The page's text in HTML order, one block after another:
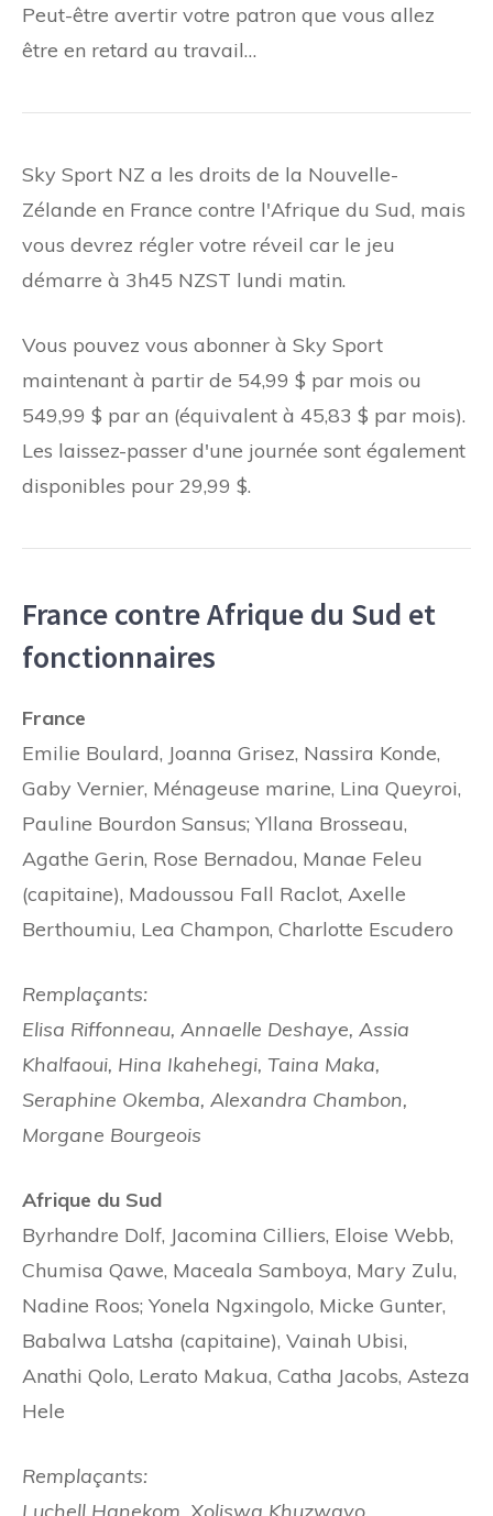
Peut-être avertir votre patron que vous allez
être en retard au travail…
Sky Sport NZ a les droits de la Nouvelle-
Zélande en France contre l'Afrique du Sud, mais
vous devrez régler votre réveil car le jeu
démarre à 3h45 NZST lundi matin.
Vous pouvez vous abonner à Sky Sport
maintenant à partir de 54,99 $ par mois ou
549,99 $ par an (équivalent à 45,83 $ par mois).
Les laissez-passer d'une journée sont également
disponibles pour 29,99 $.
France contre Afrique du Sud et
fonctionnaires
France
Emilie Boulard, Joanna Grisez, Nassira Konde,
Gaby Vernier, Ménageuse marine, Lina Queyroi,
Pauline Bourdon Sansus; Yllana Brosseau,
Agathe Gerin, Rose Bernadou, Manae Feleu
(capitaine), Madoussou Fall Raclot, Axelle
Berthoumiu, Lea Champon, Charlotte Escudero
Remplaçants:
Elisa Riffonneau, Annaelle Deshaye, Assia
Khalfaoui, Hina Ikahehegi, Taina Maka,
Seraphine Okemba, Alexandra Chambon,
Morgane Bourgeois
Afrique du Sud
Byrhandre Dolf, Jacomina Cilliers, Eloise Webb,
Chumisa Qawe, Maceala Samboya, Mary Zulu,
Nadine Roos; Yonela Ngxingolo, Micke Gunter,
Babalwa Latsha (capitaine), Vainah Ubisi,
Anathi Qolo, Lerato Makua, Catha Jacobs, Asteza
Hele
Remplaçants:
Luchell Hanekom, Xoliswa Khuzwayo,